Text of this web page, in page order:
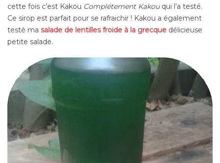
cette fois c’est Kakou Complétement Kakouqui l’a testé.
Ce sirop est parfait pour se rafraichir ! Kakou a également
testé ma salade de lentilles froide à la grecque délicieuse
petite salade.